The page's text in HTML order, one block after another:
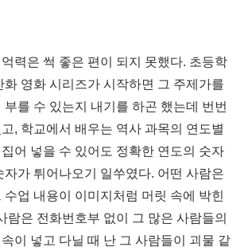
력은 썩 좋은 편이 되지 못했다. 초등학
화 영화 시리즈가 시작하면 그 주제가를
부를 수 있는지 내기를 하곤 했는데 번번
, 학교에서 배우는 역사 과목의 연도별
어 넣을 수 있어도 정확한 연도의 숫자
자가 튀어나오기 일쑤였다. 어떤 사람은
업 내용이 이미지처럼 머릿 속에 박힌
람은 전화번호부 없이 그 많은 사람들의
이 넣고 다닐 때 난 그 사람들이 괴물 같